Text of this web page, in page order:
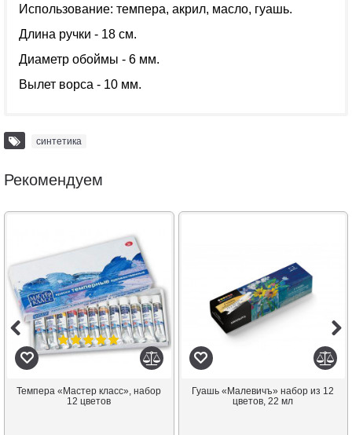
Использование: темпера, акрил, масло, гуашь.
Длина ручки - 18 см.
Диаметр обоймы - 6 мм.
Вылет ворса - 10 мм.
синтетика
Рекомендуем
Темпера «Мастер класс», набор
12 цветов
Гуашь «Малевичъ» набор из 12
цветов, 22 мл